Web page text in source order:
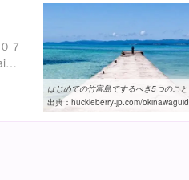
７
http://www.okinawainfo.net/yaima/taketomi-nishi.html
はじめての竹富島でするべき5つのこと
出典： huckleberry-jp.com/okinawaguide/taketomi/firsttaketomiisland